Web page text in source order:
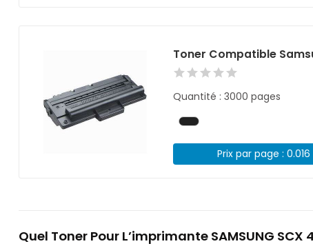
Toner Compatible
Quantité : 3000 pages
Prix par page :
Quel Toner Pour L’imprimante SAMSUNG SCX